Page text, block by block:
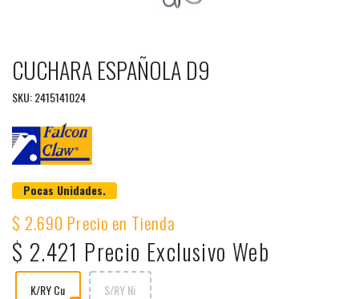
CUCHARA ESPAÑOLA D9
SKU: 2415141024
Pocas Unidades.
$ 2.690 Precio en Tienda
$ 2.421 Precio Exclusivo Web
K/RY Cu S/RY Ni